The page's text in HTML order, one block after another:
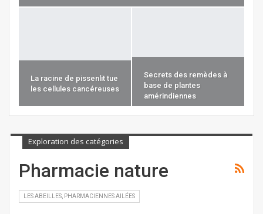
La racine de pissenlit tue
les cellules cancéreuses
Secrets des remèdes à
base de plantes
amérindiennes
Exploration des catégories
Pharmacie nature
LES ABEILLES, PHARMACIENNES AILÉES